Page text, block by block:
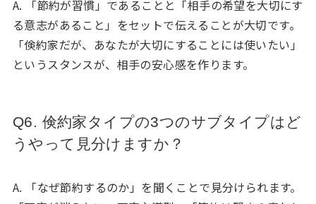
A. 「節約が習慣」であることと「相手の希望を大切にす
る意志があること」をセットで伝えることが大切です。
「倹約家だが、あなたが大切にすることには使いたい」
というスタンスが、相手の安心感を作ります。
Q6. 倹約家タイプの3つのサブタイプはど
うやって見分けますか？
A. 「なぜ節約するのか」を聞くことで見分けられます。